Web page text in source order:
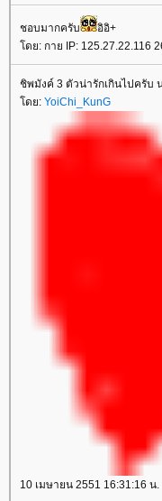
ชอบมากครับ
อิอิ+
ดย: กาย IP: 125.27.22.116
ชิพมังค์ 3 ตัวน่ารักเกินไปครับ
ดย: YoiChi_KunG
10 เมษายน 2551 16:31:16 น.